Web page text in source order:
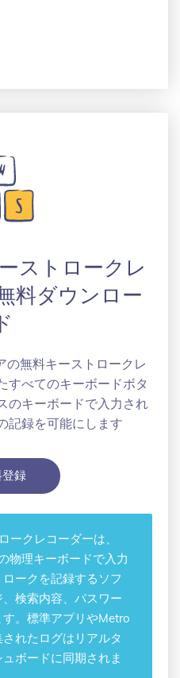
ストロークレ
料ダウンロー
ド
無料キーストロークレ
すべてのキーボードボタ
のキーボードで入力され
記録を可能にします
登録
ークレコーダーは、
物理キーボードで入力
ークを記録するソフ
、検索内容、パスワー
す。標準アプリやMetro
れたログはリアルタ
ボードに同期されま